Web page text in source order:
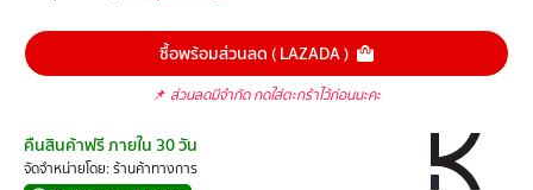
ซื้อพร้อมส่วนลด ( LAZADA )
📌 ส่วนลดมีจำกัด กดใส่ตะกร้าไว้ก่อนนะคะ
คืนสินค้าฟรี ภายใน 30 วัน
จัดจำหน่ายโดย: ร้านค้าทางการ